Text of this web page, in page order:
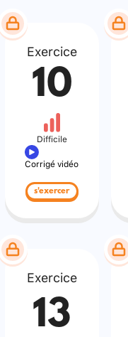
Exercice
10
Difficile
Corrigé vidéo
s'exercer
Exercice
13